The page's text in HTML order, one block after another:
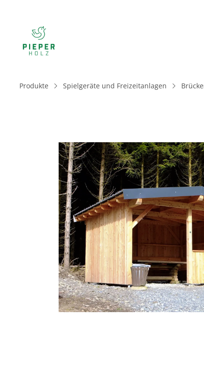
Produkte Spielgeräte und Freizeitanlagen